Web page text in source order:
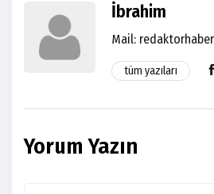
İbrahim
Mail:
tüm yazıları
Yorum Yazın